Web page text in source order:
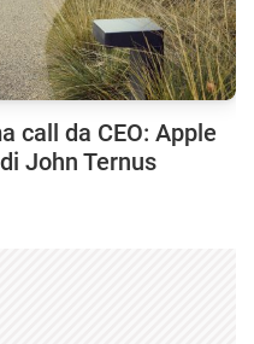
call da CEO: Apple
John Ternus